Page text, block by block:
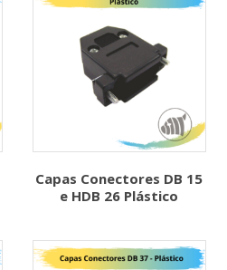
Capas Conectores DB 15
e HDB 26 Plástico